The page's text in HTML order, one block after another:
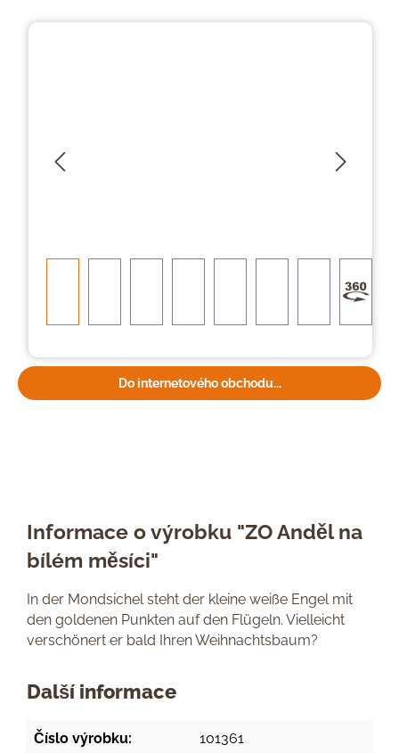
Do internetového obchodu...
Informace o výrobku "ZO Anděl na
bílém měsíci"
In der Mondsichel steht der kleine weiße Engel mit
den goldenen Punkten auf den Flügeln. Vielleicht
verschönert er bald Ihren Weihnachtsbaum?
Další informace
Číslo výrobku: 101361